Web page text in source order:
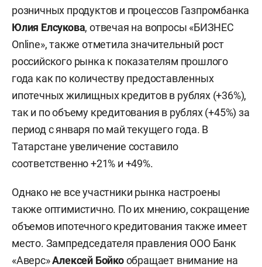
розничных продуктов и процессов Газпромбанка
Юлия Елсукова, отвечая на вопросы «БИЗНЕС
Online», также отметила значительный рост
российского рынка к показателям прошлого
года как по количеству предоставленных
ипотечных жилищных кредитов в рублях (+36%),
так и по объему кредитования в рублях (+45%) за
период с января по май текущего года. В
Татарстане увеличение составило
соответственно +21% и +49%.
Однако не все участники рынка настроены
также оптимистично. По их мнению, сокращение
объемов ипотечного кредитования также имеет
место. Зампредседателя правления ООО Банк
«Аверс»Алексей Бойкообращает внимание на